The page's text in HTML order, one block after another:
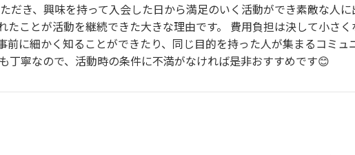
だき、興味を持って入会した日から満足のいく活動ができ素敵な人
ことが活動を継続できた大きな理由です。 費用負担は決して小さ
に細かく知ることができたり、同じ目的を持った人が集まるコミュ
丁寧なので、活動時の条件に不満がなければ是非おすすめです😊